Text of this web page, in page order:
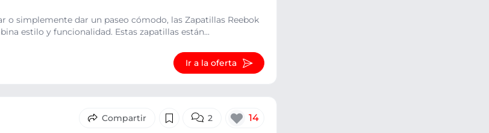
o simplemente dar un paseo cómodo, las Zapatillas Reebok
estilo y funcionalidad. Estas zapatillas están...
Ir a la oferta
2 14